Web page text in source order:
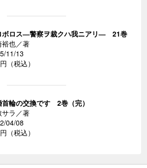
ボロス―警察ヲ裁クハ我ニアリ― 21巻
裕也／著
11/13
（税込）
首輪の交換です 2巻（完）
サラ／著
04/08
（税込）